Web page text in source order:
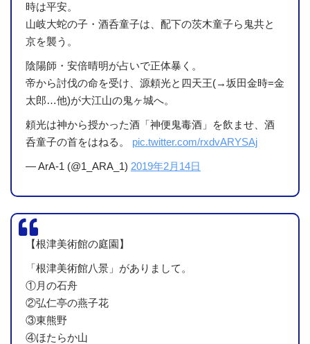
時は平安。
山岐大蛇の子・酒呑童子は、配下の茨木童子ら鬼共と
京を襲う。
陰陽師・安倍晴明が占いで正体暴く。
帝から討伐の命を受け、源頼光と四天王(→坂田金時=金
太郎…他)が大江山の鬼ヶ城へ。
頼光は神から授かった酒「神便鬼毒酒」を飲ませ、酒
呑童子の首をはねる。 pic.twitter.com/rxdvARYSAj
— ArA-1 (@1_ARA_1) 2019年2月14日
【根津美術館の庭園】
「根津美術館八景」がありまして。
①月の石舟
②弘仁亭の燕子花
③東熊野
④ほたらか山